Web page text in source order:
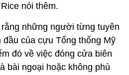
nói thêm.
những người từng tuyên
đầu của cựu Tổng thống Mỹ
đó về việc đóng cửa biên
bài ngoại hoặc không phù